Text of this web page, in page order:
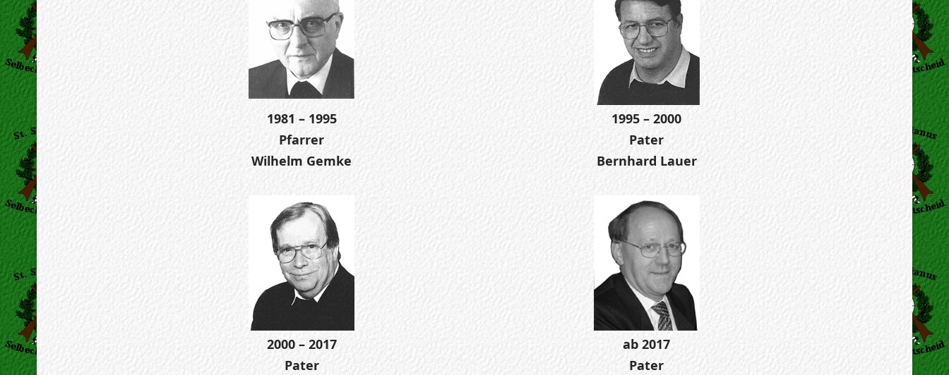
1981 – 1995
Pfarrer
Wilhelm Gemke
1995 – 2000
Pater
Bernhard Lauer
2000 – 2017
Pater
ab 2017
Pater